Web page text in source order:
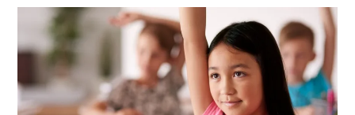
Apakah
yang
Pemalu
Tetap